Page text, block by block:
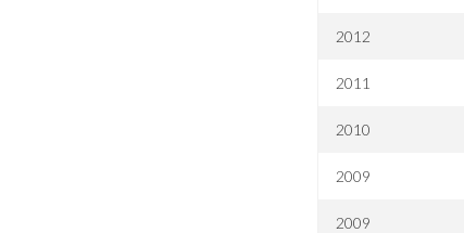
2012
2011
2010
2009
2009